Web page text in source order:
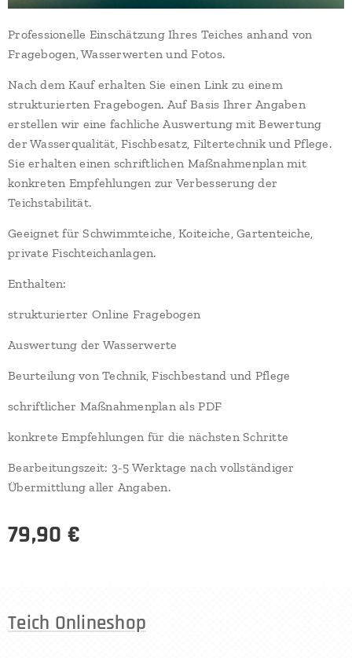
Professionelle Einschätzung Ihres Teiches anhand von
Fragebogen, Wasserwerten und Fotos.
Nach dem Kauf erhalten Sie einen Link zu einem
strukturierten Fragebogen. Auf Basis Ihrer Angaben
erstellen wir eine fachliche Auswertung mit Bewertung
der Wasserqualität, Fischbesatz, Filtertechnik und Pflege.
Sie erhalten einen schriftlichen Maßnahmenplan mit
konkreten Empfehlungen zur Verbesserung der
Teichstabilität.
Geeignet für Schwimmteiche, Koiteiche, Gartenteiche,
private Fischteichanlagen.
Enthalten:
strukturierter Online Fragebogen
Auswertung der Wasserwerte
Beurteilung von Technik, Fischbestand und Pflege
schriftlicher Maßnahmenplan als PDF
konkrete Empfehlungen für die nächsten Schritte
Bearbeitungszeit: 3-5 Werktage nach vollständiger
Übermittlung aller Angaben.
79,90 €
Teich Onlineshop